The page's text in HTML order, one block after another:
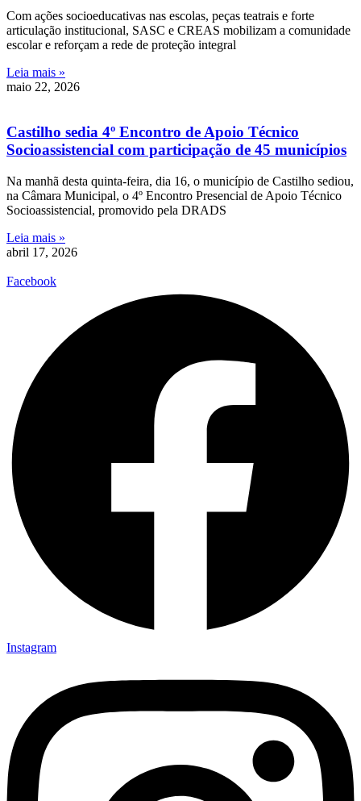
Com ações socioeducativas nas escolas, peças teatrais e forte
articulação institucional, SASC e CREAS mobilizam a comunidade
escolar e reforçam a rede de proteção integral
Leia mais »
maio 22, 2026
Castilho sedia 4º Encontro de Apoio Técnico
Socioassistencial com participação de 45 municípios
Na manhã desta quinta-feira, dia 16, o município de Castilho sediou,
na Câmara Municipal, o 4º Encontro Presencial de Apoio Técnico
Socioassistencial, promovido pela DRADS
Leia mais »
abril 17, 2026
Facebook
Instagram